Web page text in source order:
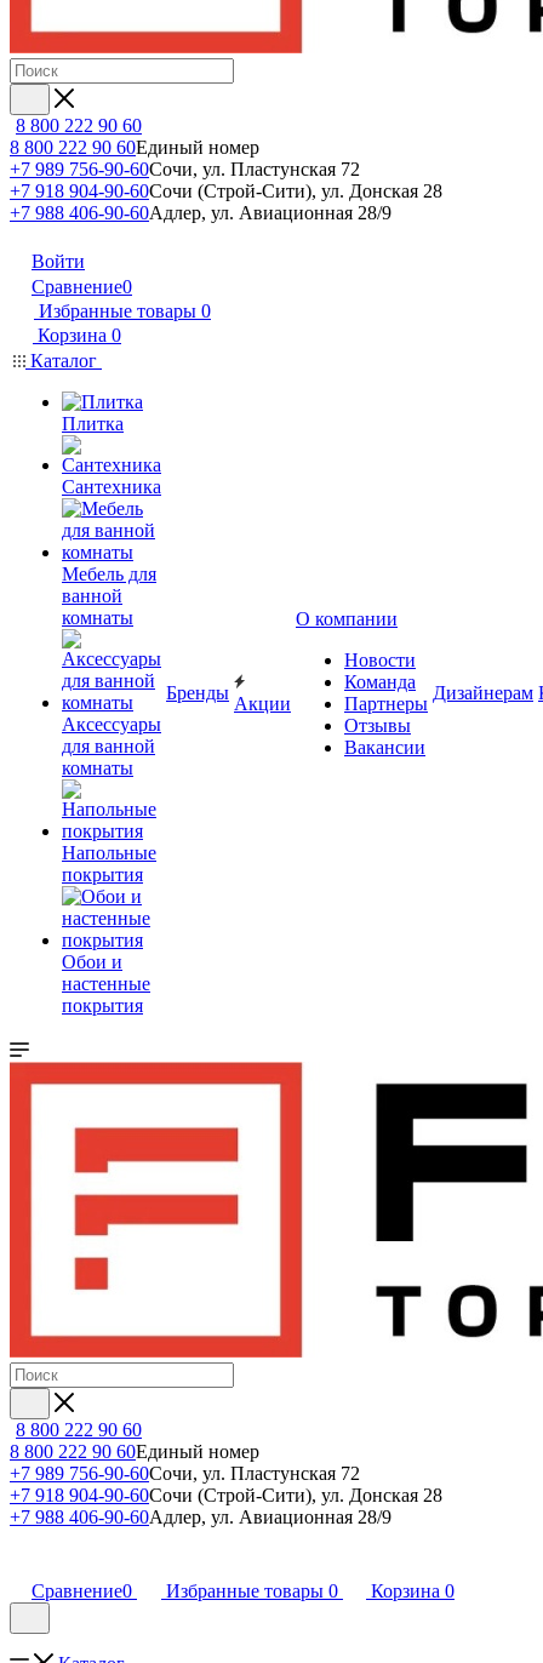
8 800 222 90 60
8 800 222 90 60Единый номер
+7 989 756-90-60Сочи, ул. Пластунская 72
+7 918 904-90-60Сочи (Строй-Сити), ул. Донская 28
+7 988 406-90-60Адлер, ул. Авиационная 28/9
Войти
Сравнение0
Избранные товары 0
Корзина 0
Каталог
Плитка
Сантехника
Мебель для
ванной
комнаты
Аксессуары
для ванной
комнаты
Напольные
покрытия
Обои и
настенные
покрытия
Бренды
Акции
О компании
Новости
Команда
Партнеры
Отзывы
Вакансии
Дизайнерам
8 800 222 90 60
8 800 222 90 60Единый номер
+7 989 756-90-60Сочи, ул. Пластунская 72
+7 918 904-90-60Сочи (Строй-Сити), ул. Донская 28
+7 988 406-90-60Адлер, ул. Авиационная 28/9
Сравнение0 Избранные товары 0 Корзина 0